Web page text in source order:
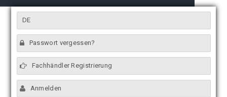
DE
Passwort vergessen?
Fachhändler Registrierung
Anmelden